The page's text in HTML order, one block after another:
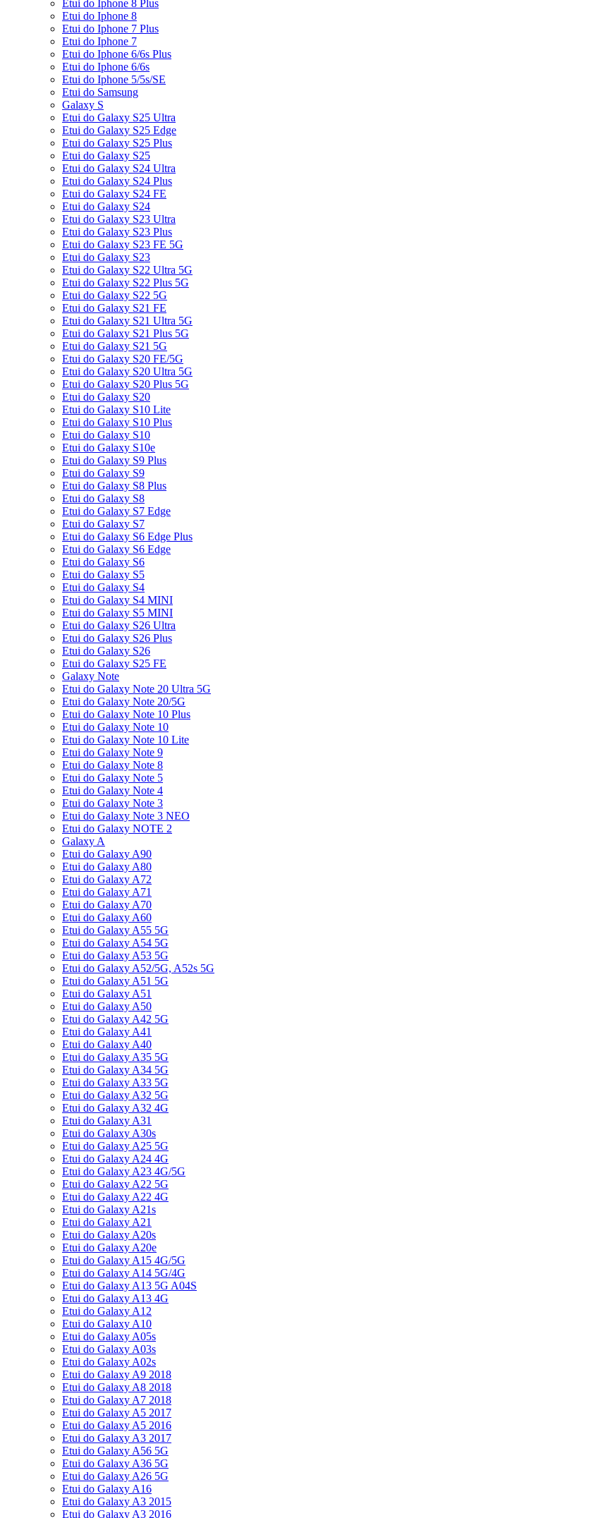
Etui do Iphone 8 Plus
Etui do Iphone 8
Etui do Iphone 7 Plus
Etui do Iphone 7
Etui do Iphone 6/6s Plus
Etui do Iphone 6/6s
Etui do Iphone 5/5s/SE
Etui do Samsung
Galaxy S
Etui do Galaxy S25 Ultra
Etui do Galaxy S25 Edge
Etui do Galaxy S25 Plus
Etui do Galaxy S25
Etui do Galaxy S24 Ultra
Etui do Galaxy S24 Plus
Etui do Galaxy S24 FE
Etui do Galaxy S24
Etui do Galaxy S23 Ultra
Etui do Galaxy S23 Plus
Etui do Galaxy S23 FE 5G
Etui do Galaxy S23
Etui do Galaxy S22 Ultra 5G
Etui do Galaxy S22 Plus 5G
Etui do Galaxy S22 5G
Etui do Galaxy S21 FE
Etui do Galaxy S21 Ultra 5G
Etui do Galaxy S21 Plus 5G
Etui do Galaxy S21 5G
Etui do Galaxy S20 FE/5G
Etui do Galaxy S20 Ultra 5G
Etui do Galaxy S20 Plus 5G
Etui do Galaxy S20
Etui do Galaxy S10 Lite
Etui do Galaxy S10 Plus
Etui do Galaxy S10
Etui do Galaxy S10e
Etui do Galaxy S9 Plus
Etui do Galaxy S9
Etui do Galaxy S8 Plus
Etui do Galaxy S8
Etui do Galaxy S7 Edge
Etui do Galaxy S7
Etui do Galaxy S6 Edge Plus
Etui do Galaxy S6 Edge
Etui do Galaxy S6
Etui do Galaxy S5
Etui do Galaxy S4
Etui do Galaxy S4 MINI
Etui do Galaxy S5 MINI
Etui do Galaxy S26 Ultra
Etui do Galaxy S26 Plus
Etui do Galaxy S26
Etui do Galaxy S25 FE
Galaxy Note
Etui do Galaxy Note 20 Ultra 5G
Etui do Galaxy Note 20/5G
Etui do Galaxy Note 10 Plus
Etui do Galaxy Note 10
Etui do Galaxy Note 10 Lite
Etui do Galaxy Note 9
Etui do Galaxy Note 8
Etui do Galaxy Note 5
Etui do Galaxy Note 4
Etui do Galaxy Note 3
Etui do Galaxy Note 3 NEO
Etui do Galaxy NOTE 2
Galaxy A
Etui do Galaxy A90
Etui do Galaxy A80
Etui do Galaxy A72
Etui do Galaxy A71
Etui do Galaxy A70
Etui do Galaxy A60
Etui do Galaxy A55 5G
Etui do Galaxy A54 5G
Etui do Galaxy A53 5G
Etui do Galaxy A52/5G, A52s 5G
Etui do Galaxy A51 5G
Etui do Galaxy A51
Etui do Galaxy A50
Etui do Galaxy A42 5G
Etui do Galaxy A41
Etui do Galaxy A40
Etui do Galaxy A35 5G
Etui do Galaxy A34 5G
Etui do Galaxy A33 5G
Etui do Galaxy A32 5G
Etui do Galaxy A32 4G
Etui do Galaxy A31
Etui do Galaxy A30s
Etui do Galaxy A25 5G
Etui do Galaxy A24 4G
Etui do Galaxy A23 4G/5G
Etui do Galaxy A22 5G
Etui do Galaxy A22 4G
Etui do Galaxy A21s
Etui do Galaxy A21
Etui do Galaxy A20s
Etui do Galaxy A20e
Etui do Galaxy A15 4G/5G
Etui do Galaxy A14 5G/4G
Etui do Galaxy A13 5G A04S
Etui do Galaxy A13 4G
Etui do Galaxy A12
Etui do Galaxy A10
Etui do Galaxy A05s
Etui do Galaxy A03s
Etui do Galaxy A02s
Etui do Galaxy A9 2018
Etui do Galaxy A8 2018
Etui do Galaxy A7 2018
Etui do Galaxy A5 2017
Etui do Galaxy A5 2016
Etui do Galaxy A3 2017
Etui do Galaxy A56 5G
Etui do Galaxy A36 5G
Etui do Galaxy A26 5G
Etui do Galaxy A16
Etui do Galaxy A3 2015
Etui do Galaxy A3 2016